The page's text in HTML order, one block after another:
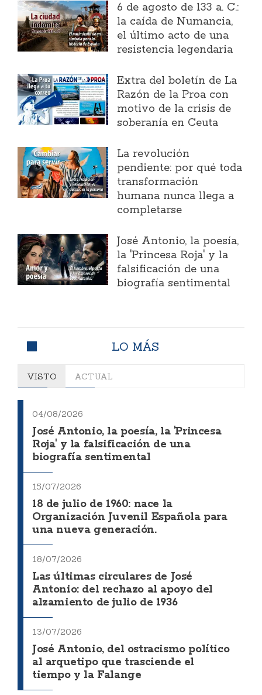
6 de agosto de 133 a. C.:
la caída de Numancia,
el último acto de una
resistencia legendaria
Extra del boletín de La
Razón de la Proa con
motivo de la crisis de
soberanía en Ceuta
La revolución
pendiente: por qué toda
transformación
humana nunca llega a
completarse
José Antonio, la poesía,
la 'Princesa Roja' y la
falsificación de una
biografía sentimental
LO MÁS
VISTO ACTUAL
04/08/2026
José Antonio, la poesía, la 'Princesa
Roja' y la falsificación de una
biografía sentimental
15/07/2026
18 de julio de 1960: nace la
Organización Juvenil Española para
una nueva generación.
18/07/2026
Las últimas circulares de José
Antonio: del rechazo al apoyo del
alzamiento de julio de 1936
13/07/2026
José Antonio, del ostracismo político
al arquetipo que trasciende el
tiempo y la Falange